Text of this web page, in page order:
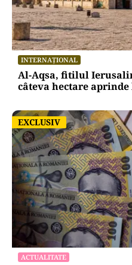
INTERNAȚIONAL
Al-Aqsa, fitilul
câteva hectare
EXCLUSIV
EXCLUSIV
ACTUALITATE